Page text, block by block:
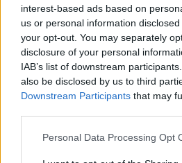
interest-based ads based on
us or personal information
your opt-out. You may separately
disclosure of your personal
IAB’s list of downstream
also be disclosed by us to third
Downstream Participants that may
Personal Data Processing Opt
ΤΡΙΤΗ 21 ΙΟΥΛΙΟΥ – ΑΡΤΑ –
ΘΕΑΤΡΟ ΑΡΤΑΣ
ΤΕΤΑΡΤΗ 22 ΙΟΥΛΙΟΥ –
ΚΗΠΟΘΕΑΤΡΟ ΑΓΡΙΝΙΟΥ
ΔΕΥΤΕΡΑ 27 ΙΟΥΛΙΟΥ – ΑΙΓΙΟ